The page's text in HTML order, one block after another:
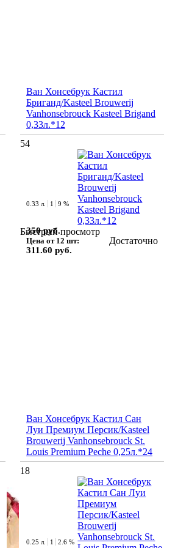
Ван Хонсебрук Кастил
Бриганд/Kasteel Brouwerij
Vanhonsebrouck Kasteel Brigand
0,33л.*12
54
Быстрый просмотр
0.33 л. 1 9 %
350 руб.
Цена от 12 шт:
311.60 руб.
Достаточно
Ван Хонсебрук Кастил Сан
Луи Премиум Персик/Kasteel
Brouwerij Vanhonsebrouck St.
Louis Premium Peche 0,25л.*24
18
0.25 л. 1 2.6 %